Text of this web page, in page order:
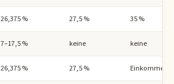
26,375 % 27,5 % 35 %
7–17,5 % keine keine
26,375 % 27,5 %